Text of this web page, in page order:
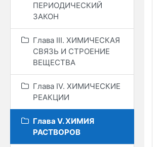
ПЕРИОДИЧЕСКИЙ
ЗАКОН
Глава III. ХИМИЧЕСКАЯ
СВЯЗЬ И СТРОЕНИЕ
ВЕЩЕСТВА
Глава IV. ХИМИЧЕСКИЕ
РЕАКЦИИ
Глава V. ХИМИЯ
РАСТВОРОВ